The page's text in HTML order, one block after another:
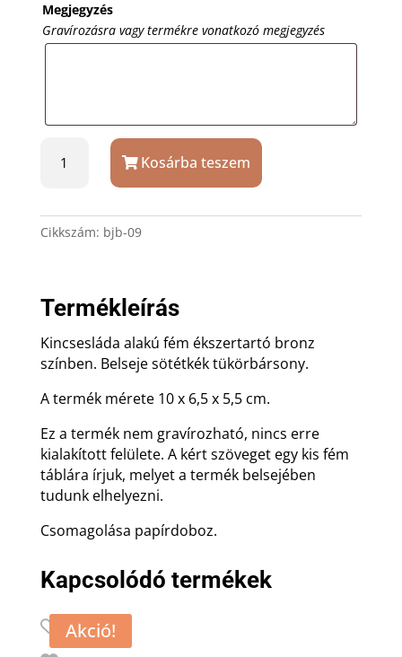
Megjegyzés
Gravírozásra vagy termékre vonatkozó megjegyzés
színű
gravírozással
Kosárba teszem
Cikkszám: bjb-09
Termékleírás
Kincsesláda alakú fém ékszertartó bronz
színben. Belseje sötétkék tükörbársony.
A termék mérete 10 x 6,5 x 5,5 cm.
Ez a termék nem gravírozható, nincs erre
kialakított felülete. A kért szöveget egy kis fém
táblára írjuk, melyet a termék belsejében
tudunk elhelyezni.
Csomagolása papírdoboz.
Kapcsolódó termékek
Akció!